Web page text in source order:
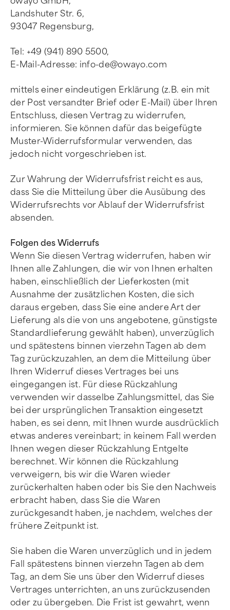
Landshuter Str. 6,
93047 Regensburg,
Tel: +49 (941) 890 5500,
E-Mail-Adresse: info-de@owayo.com
mittels einer eindeutigen Erklärung (z.B. ein mit
der Post versandter Brief oder E-Mail) über Ihren
Entschluss, diesen Vertrag zu widerrufen,
informieren. Sie können dafür das beigefügte
Muster-Widerrufsformular verwenden, das
jedoch nicht vorgeschrieben ist.
Zur Wahrung der Widerrufsfrist reicht es aus,
dass Sie die Mitteilung über die Ausübung des
Widerrufsrechts vor Ablauf der Widerrufsfrist
absenden.
Folgen des Widerrufs
Wenn Sie diesen Vertrag widerrufen, haben wir
Ihnen alle Zahlungen, die wir von Ihnen erhalten
haben, einschließlich der Lieferkosten (mit
Ausnahme der zusätzlichen Kosten, die sich
daraus ergeben, dass Sie eine andere Art der
Lieferung als die von uns angebotene, günstigste
Standardlieferung gewählt haben), unverzüglich
und spätestens binnen vierzehn Tagen ab dem
Tag zurückzuzahlen, an dem die Mitteilung über
Ihren Widerruf dieses Vertrages bei uns
eingegangen ist. Für diese Rückzahlung
verwenden wir dasselbe Zahlungsmittel, das Sie
bei der ursprünglichen Transaktion eingesetzt
haben, es sei denn, mit Ihnen wurde ausdrücklich
etwas anderes vereinbart; in keinem Fall werden
Ihnen wegen dieser Rückzahlung Entgelte
berechnet. Wir können die Rückzahlung
verweigern, bis wir die Waren wieder
zurückerhalten haben oder bis Sie den Nachweis
erbracht haben, dass Sie die Waren
zurückgesandt haben, je nachdem, welches der
frühere Zeitpunkt ist.
Sie haben die Waren unverzüglich und in jedem
Fall spätestens binnen vierzehn Tagen ab dem
Tag, an dem Sie uns über den Widerruf dieses
Vertrages unterrichten, an uns zurückzusenden
oder zu übergeben. Die Frist ist gewahrt, wenn